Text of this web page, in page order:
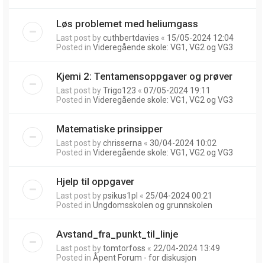
Løs problemet med heliumgass
Last post bycuthbertdavies « 15/05-2024 12:04
Posted in Videregående skole: VG1, VG2 og VG3
Kjemi 2: Tentamensoppgaver og prøver
Last post byTrigo123 « 07/05-2024 19:11
Posted in Videregående skole: VG1, VG2 og VG3
Matematiske prinsipper
Last post bychrisserna « 30/04-2024 10:02
Posted in Videregående skole: VG1, VG2 og VG3
Hjelp til oppgaver
Last post bypsikus1pl « 25/04-2024 00:21
Posted in Ungdomsskolen og grunnskolen
Avstand_fra_punkt_til_linje
Last post bytomtorfoss « 22/04-2024 13:49
Posted in Åpent Forum - for diskusjon